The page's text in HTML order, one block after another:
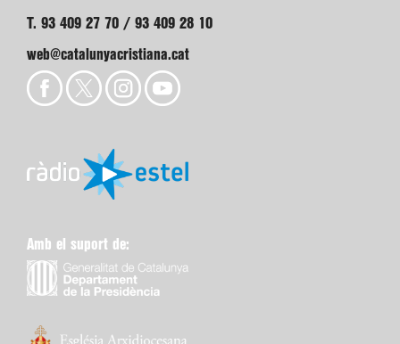
T. 93 409 27 70 / 93 409 28 10
web@catalunyacristiana.cat
Amb el suport de: